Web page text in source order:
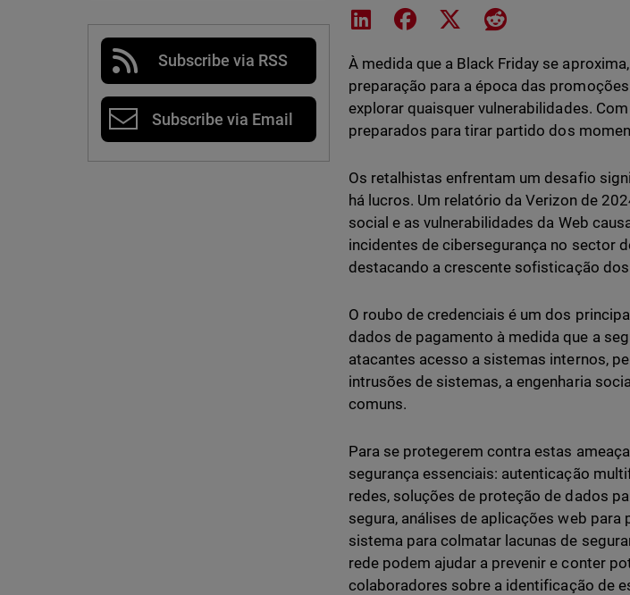
Subscribe via RSS
Subscribe via Email
Share on LinkedIn
Share on Facebook
Share on XShare on Reddit
À medida que a Black Friday se
preparação para a época das
explorar quaisquer vulnerabilidades.
preparados para tirar partido dos
Os retalhistas enfrentam um desafio
há lucros. Um relatório da Verizon de
social e as vulnerabilidades da Web
incidentes de cibersegurança no sector
destacando a crescente sofisticação
O roubo de credenciais é um dos
dados de pagamento à medida que a
atacantes acesso a sistemas internos,
intrusões de sistemas, a engenharia
comuns.
Para se protegerem contra estas
segurança essenciais: autenticação
redes, soluções de proteção de dados
segura, análises de aplicações web
sistema para colmatar lacunas de
rede podem ajudar a prevenir e conter
colaboradores sobre a identificação de